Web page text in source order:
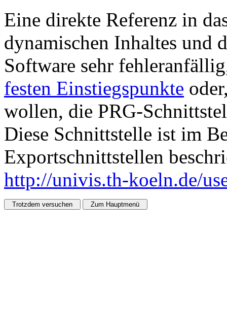
Eine direkte Referenz in
dynamischen Inhaltes und
Software sehr
festen Einstiegspunkte
wollen, die PRG-
Diese Schnittstelle ist im
Exportschnittstellen
http://univis.th-koeln.de/